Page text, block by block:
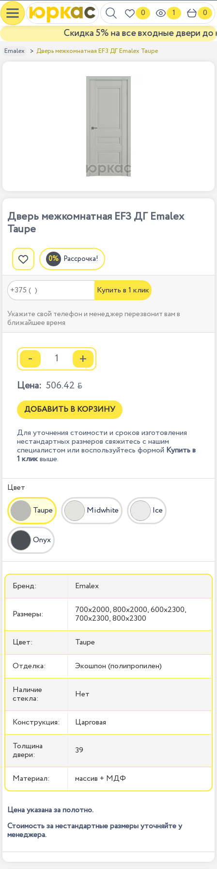
0 1 0
Скидка 5% на все входные двери до
Emalex Дверь межкомнатная EF3 ДГ Emalex Taupe
Дверь межкомнатная EF3 ДГ Emalex
Taupe
Рассрочка!
Купить в 1 клик
Укажите свой телефон и менеджер перезвонит вам в
ближайшее время
- +
Цена: 506.42 
ДОБАВИТЬ В КОРЗИНУ
Для уточнения стоимости и сроков изготовления
нестандартных размеров свяжитесь с нашим
специалистом или воспользуйтесь формой Купить в
1 кликвыше.
Цвет
Taupe Midwhite Ice
Onyx
Бренд: Emalex
Размеры: 700x2000, 800x2000, 600x2300,
700x2300, 800x2300
Цвет: Taupe
Отделка: Экошпон (полипропилен)
Наличие
стекла: Нет
Конструкция: Царговая
Толщина
двери: 39
Материал: массив + МДФ
Цена указана за полотно.
Стоимость за нестандартные размеры уточняйте у
менеджера.